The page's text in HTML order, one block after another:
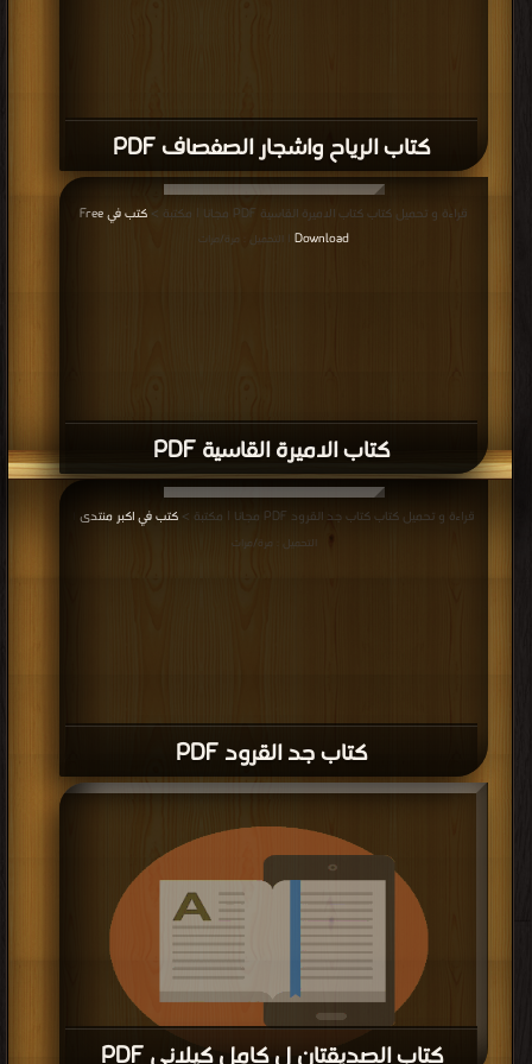
كتاب الرياح واشجار الصفصاف PDF
كتاب الاميرة القاسية PDF
قراءة و تحميل كتاب كتاب الاميرة القاسية PDF مجانا | مكتبة >
كتب في Free
Download | التحميل : مرة/مرات
كتاب جد القرود PDF
قراءة و تحميل كتاب كتاب جد القرود PDF مجانا | مكتبة > كتب في اكبر منتدى
التحميل : مرة/مرات